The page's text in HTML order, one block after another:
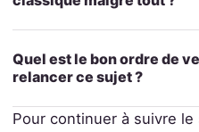
Quel est le bon ordre de
relancer ce sujet ?
Pour continuer à suivre